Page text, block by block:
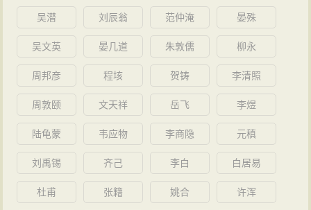
皇亲元微诬陷叔父元渊，郦道元力陈事实真相，元渊得
以昭雪。元微因此嫉恨郦道元。
司州牧、汝南王元悦宠幸丘念左右亲近的人，常与
高兴且偷偷地收下元悦送给他的宅第，有时两人还一起
去此宅第，道元秘密查访得知此事，逮捕了丘念并将其
关进监狱。元悦上奏灵太后，请保全丘念之身，便诏令
们能够知道这些书籍和碑刻的部分内容。这又是我们研
郦道元对地理学的贡献和
历史功绩，是值得人们尊
崇的。因此，郦道元被后人尊为中世纪最伟大的地理学
家，是当之无愧的。
吴潜 刘辰翁 范仲淹 晏殊
吴文英 晏几道 朱敦儒 柳永
周邦彦 程垓 贺铸 李清照
周敦颐 文天祥 岳飞 李煜
陆龟蒙 韦应物 李商隐 元稹
刘禹锡 齐己 李白 白居易
杜甫 张籍 姚合 许浑